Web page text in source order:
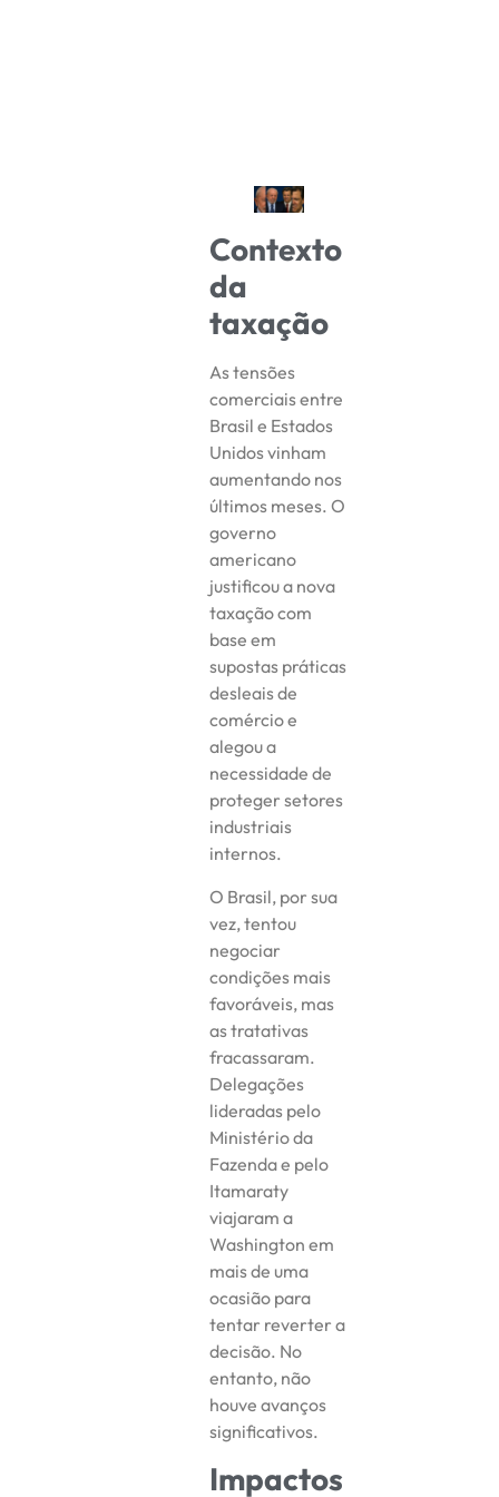
Contexto
da
taxação
As tensões
comerciais entre
Brasil e Estados
Unidos vinham
aumentando nos
últimos meses. O
governo
americano
justificou a nova
taxação com
base em
supostas práticas
desleais de
comércio e
alegou a
necessidade de
proteger setores
industriais
internos.
O Brasil, por sua
vez, tentou
negociar
condições mais
favoráveis, mas
as tratativas
fracassaram.
Delegações
lideradas pelo
Ministério da
Fazenda e pelo
Itamaraty
viajaram a
Washington em
mais de uma
ocasião para
tentar reverter a
decisão. No
entanto, não
houve avanços
significativos.
Impactos